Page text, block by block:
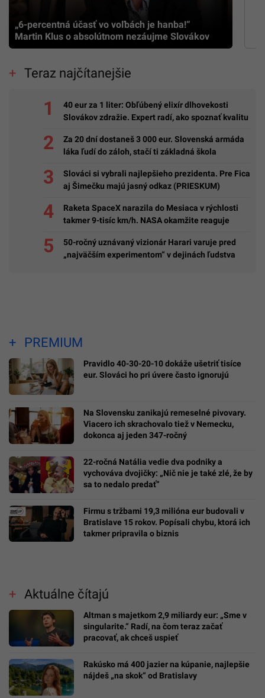
„6-percentná účasť vo voľbách je hanba!“
Martin Klus o absolútnom nezáujme Slovákov
Teraz najčítanejšie
40 eur za 1 liter: Obľúbený elixír dlhovekosti
Slovákov zdražie. Expert radí, ako spoznať kvalitu
Za 20 dní dostaneš 3 000 eur. Slovenská armáda
láka ľudí do záloh, stačí ti základná škola
Slováci si vybrali najlepšieho prezidenta. Pre Fica
aj Šimečku majú jasný odkaz (PRIESKUM)
Raketa SpaceX narazila do Mesiaca v rýchlosti
takmer 9-tisíc km/h. NASA okamžite reaguje
50-ročný uznávaný vizionár Harari varuje pred
„najväčším experimentom“ v dejinách ľudstva
PREMIUM
Pravidlo 40-30-20-10 dokáže ušetriť tisíce
eur. Slováci ho pri úvere často ignorujú
Na Slovensku zanikajú remeselné pivovary.
Viacero ich skrachovalo tiež v Nemecku,
dokonca aj jeden 347-ročný
22-ročná Natália vedie dva podniky a
vychováva dvojičky: „Nič nie je také zlé, že by
sa to nedalo predať“
Firmu s tržbami 19,3 milióna eur budovali v
Bratislave 15 rokov. Popísali chybu, ktorá ich
takmer pripravila o biznis
Aktuálne čítajú
Altman s majetkom 2,9 miliardy eur: „Sme v
singularite.“ Radí, na čom teraz začať
pracovať, ak chceš uspieť
Rakúsko má 400 jazier na kúpanie, najlepšie
nájdeš „na skok“ od Bratislavy